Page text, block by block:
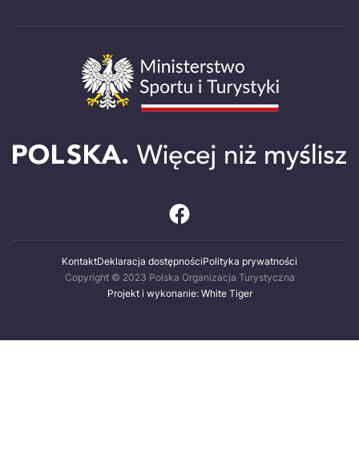
KontaktDeklaracja dostępnościPolityka prywatności
Copyright © 2023 Polska Organizacja Turystyczna
Projekt i wykonanie: White Tiger